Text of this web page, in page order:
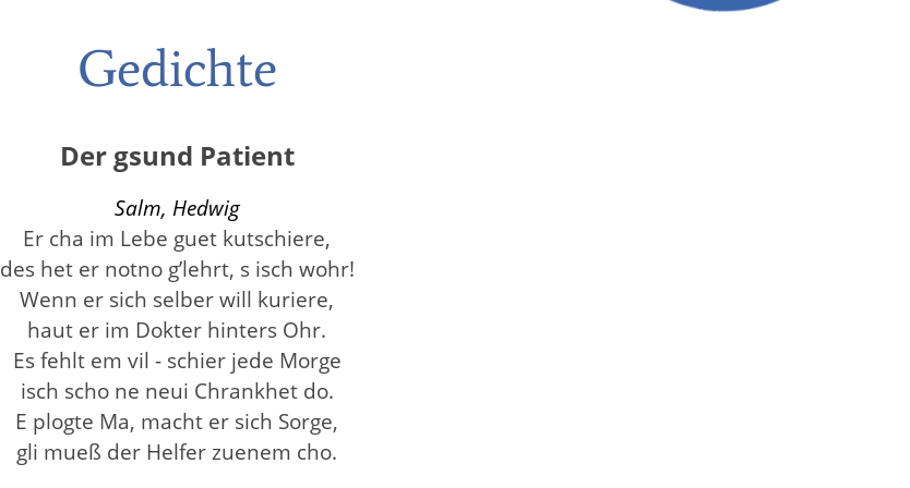
Gedichte
Der gsund Patient
Salm, Hedwig
Er cha im Lebe guet kutschiere,
des het er notno g’lehrt, s isch wohr!
Wenn er sich selber will kuriere,
haut er im Dokter hinters Ohr.
Es fehlt em vil - schier jede Morge
isch scho ne neui Chrankhet do.
E plogte Ma, macht er sich Sorge,
gli mueß der Helfer zuenem cho.